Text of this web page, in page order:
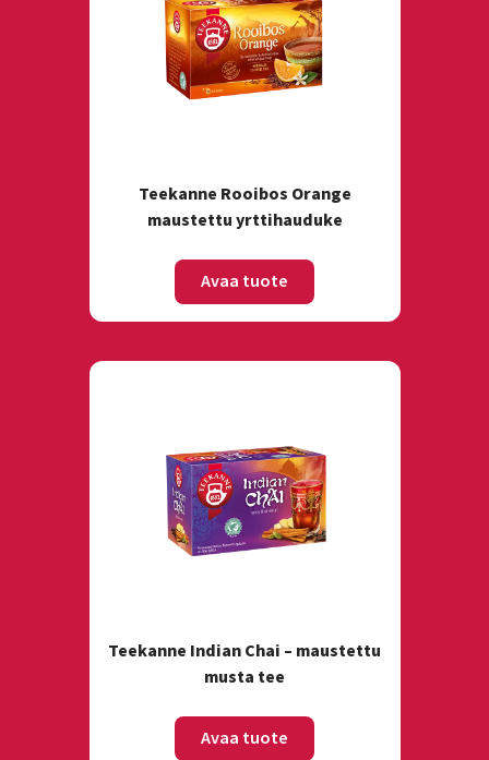
Teekanne Rooibos Orange
maustettu yrttihauduke
Avaa tuote
Teekanne Indian Chai – maustettu
musta tee
Avaa tuote